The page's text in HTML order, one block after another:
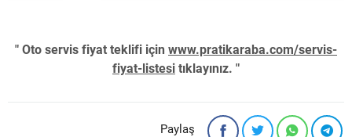
" Oto servis fiyat teklifi için www.pratikaraba.com/servis-
fiyat-listesi tıklayınız. "
Paylaş